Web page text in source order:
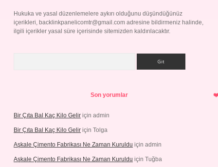
Hukuka ve yasal düzenlemelere aykırı olduğunu düşündüğünüz
içerikleri, backlinkpanelicomtr@gmail.com adresine bildirmeniz halinde,
ilgili içerikler yasal süre içerisinde sitemizden kaldırılacaktır.
Son yorumlar
Bir Çıta Bal Kaç Kilo Gelir için admin
Bir Çıta Bal Kaç Kilo Gelir için Tolga
Aşkale Çimento Fabrikası Ne Zaman Kuruldu için admin
Aşkale Çimento Fabrikası Ne Zaman Kuruldu için Tuğba